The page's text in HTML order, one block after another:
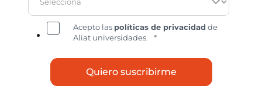
Acepto las políticas de privacidad de
Aliat universidades.
*